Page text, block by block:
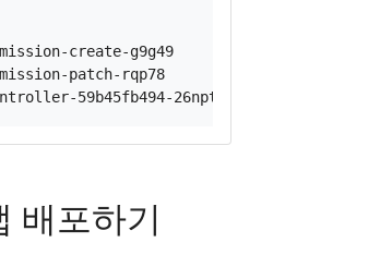
READY   STATUS
create-g9g49        0/1
patch-rqp78         0/1
배포하기